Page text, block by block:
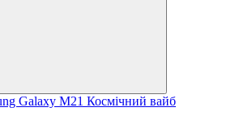
Galaxy M21 Космічний вайб